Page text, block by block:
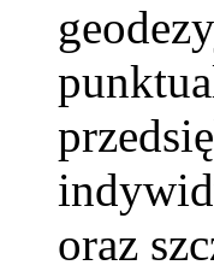
oraz